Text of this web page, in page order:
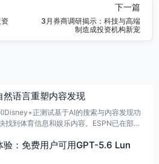
下一篇
3月券商调研揭示：科技与高端
制造成投资机构新宠
语言重塑内容发现
Disney+正测试基于AI的搜索与内容发现功
找到体育信息和娱乐内容。ESPN已在部分
视频、研究资料、内部知识库及体育数据
：免费用户可用GPT-5.6 Lun